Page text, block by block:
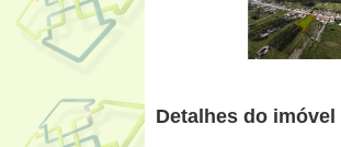
Detalhes do imóvel